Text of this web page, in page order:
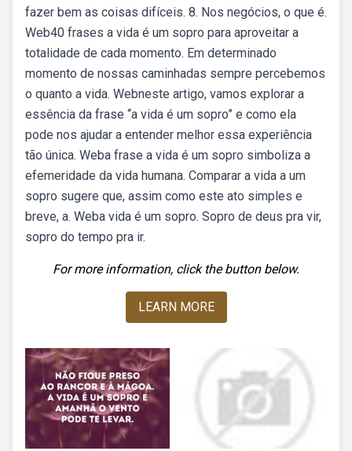
fazer bem as coisas difíceis. 8. Nos negócios, o que é.
Web40 frases a vida é um sopro para aproveitar a
totalidade de cada momento. Em determinado
momento de nossas caminhadas sempre percebemos
o quanto a vida. Webneste artigo, vamos explorar a
essência da frase “a vida é um sopro” e como ela
pode nos ajudar a entender melhor essa experiência
tão única. Weba frase a vida é um sopro simboliza a
efemeridade da vida humana. Comparar a vida a um
sopro sugere que, assim como este ato simples e
breve, a. Weba vida é um sopro. Sopro de deus pra vir,
sopro do tempo pra ir.
For more information, click the button below.
LEARN MORE